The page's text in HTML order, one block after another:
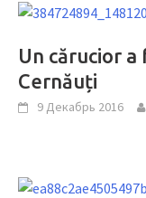
Un cărucior
Cernăuți
9 Декабрь 2016